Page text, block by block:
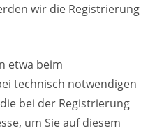
wir die Registrierung
etwa beim
technisch notwendigen
bei der Registrierung
um Sie auf diesem